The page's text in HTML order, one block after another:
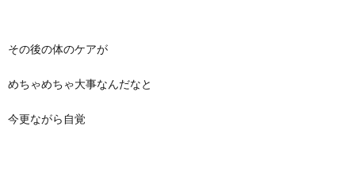
その後の体のケアが
めちゃめちゃ大事なんだなと
今更ながら自覚